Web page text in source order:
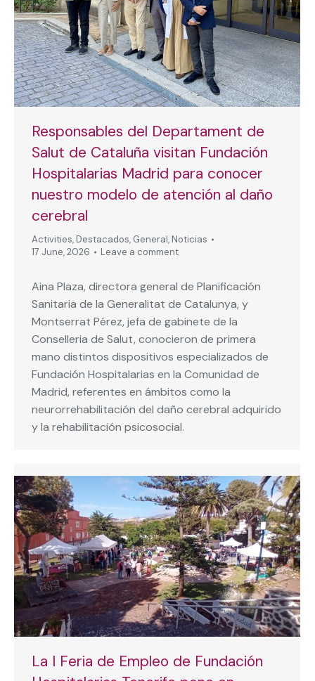
Responsables del Departament de
Salut de Cataluña visitan Fundación
Hospitalarias Madrid para conocer
nuestro modelo de atención al daño
cerebral
Activities, Destacados, General, Noticias
17 June, 2026
Leave a comment
Aina Plaza, directora general de Planificación
Sanitaria de la Generalitat de Catalunya, y
Montserrat Pérez, jefa de gabinete de la
Conselleria de Salut, conocieron de primera
mano distintos dispositivos especializados de
Fundación Hospitalarias en la Comunidad de
Madrid, referentes en ámbitos como la
neurorrehabilitación del daño cerebral adquirido
y la rehabilitación psicosocial.
La I Feria de Empleo de Fundación